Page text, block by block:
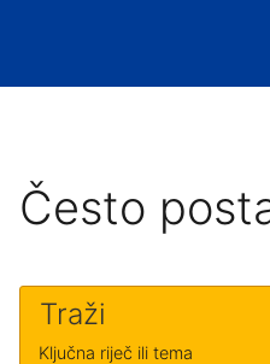
Često
Traži
Ključna riječ ili tema